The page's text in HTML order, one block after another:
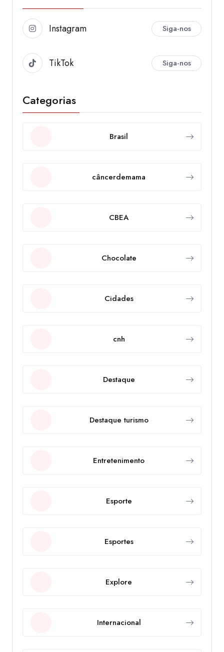
Instagram Siga-nos
TikTok Siga-nos
Categorias
Brasil
câncerdemama
CBEA
Chocolate
Cidades
cnh
Destaque
Destaque turismo
Entretenimento
Esporte
Esportes
Explore
Internacional